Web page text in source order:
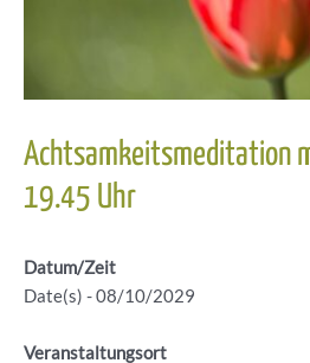
Achtsamkeitsmeditation
19.45 Uhr
Datum/Zeit
Date(s) - 08/10/2029
Veranstaltungsort